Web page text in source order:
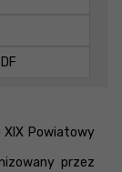
XIX Powiatowy
przez